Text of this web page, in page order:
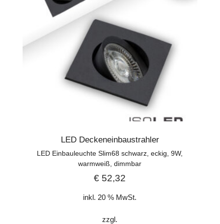
LED Deckeneinbaustrahler
LED Einbauleuchte Slim68 schwarz, eckig, 9W,
warmweiß, dimmbar
€ 52,32
inkl. 20 % MwSt.
zzgl.